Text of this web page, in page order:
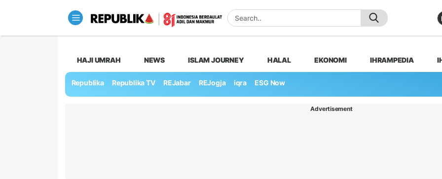
HAJI UMRAH NEWS ISLAM JOURNEY HALAL EKONOMI IHRAMPEDIA
Republika Republika TV REJabar REJogja iqra ESG Now
Advertisement